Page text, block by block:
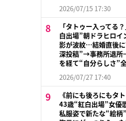
2026/07/15 17:30
「タトゥー入ってる
白出場”朝ドラヒロイ
影が波紋…結婚直後
深投稿”→事務所退
を経て“自分らしさ”
2026/07/27 17:40
《前にも後ろにもタト
43歳“紅白出場”女優
私服姿で新たな“絵